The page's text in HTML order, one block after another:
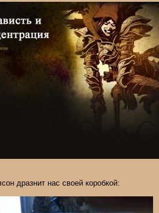
дразнит нас своей коробкой: